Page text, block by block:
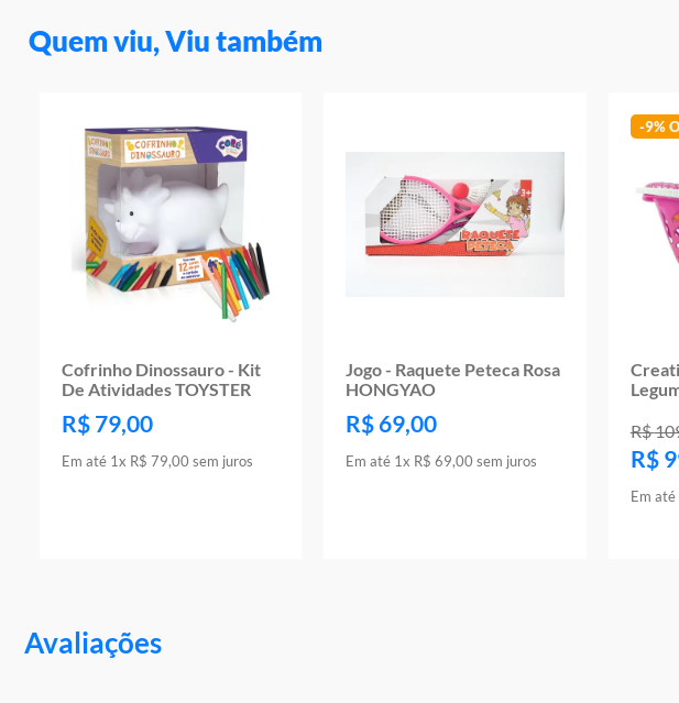
03 meses
Quem viu, Viu também
Cofrinho Dinossauro - Kit
De Atividades TOYSTER
R$ 79,00
Em até 1x R$ 79,00 sem juros
Jogo - Raquete Peteca Rosa
HONGYAO
R$ 69,00
Em até 1x R$ 69,00 sem juros
-9%
R$
R$
Em até
Avaliações